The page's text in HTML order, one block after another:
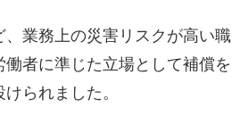
業務上の災害リスクが高い職
者に準じた立場として補償を
られました。